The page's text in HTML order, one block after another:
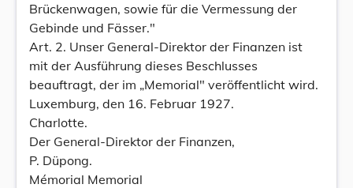
Brückenwagen, sowie für die Vermessung der
Gebinde und Fässer."
Art. 2. Unser General-Direktor der Finanzen ist
mit der Ausführung dieses Beschlusses
beauftragt, der im „Memorial" veröffentlicht wird.
Luxemburg, den 16. Februar 1927.
Charlotte.
Der General-Direktor der Finanzen,
P. Düpong.
Mémorial Memorial